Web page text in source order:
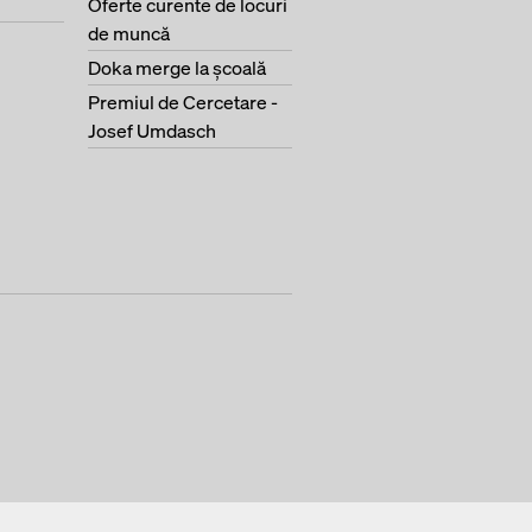
de muncă
Doka merge la şcoală
Premiul de Cercetare -
Josef Umdasch